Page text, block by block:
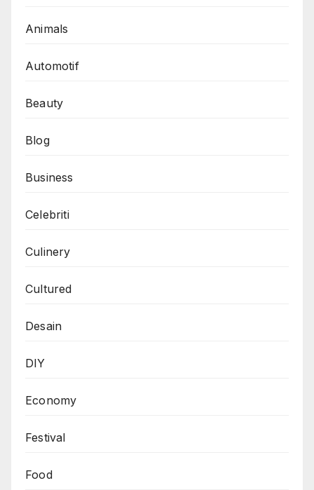
Animals
Automotif
Beauty
Blog
Business
Celebriti
Culinery
Cultured
Desain
DIY
Economy
Festival
Food